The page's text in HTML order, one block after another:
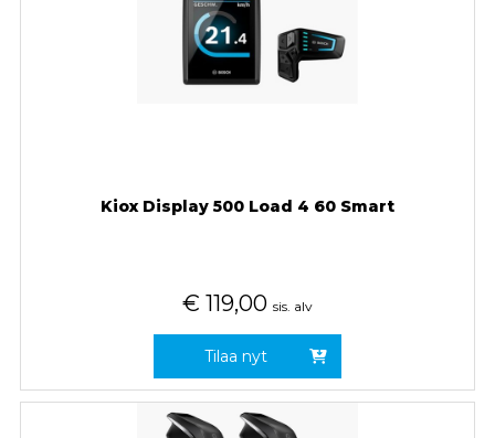
Kiox Display 500 Load 4 60 Smart
€ 119,00 sis. alv
Tilaa nyt